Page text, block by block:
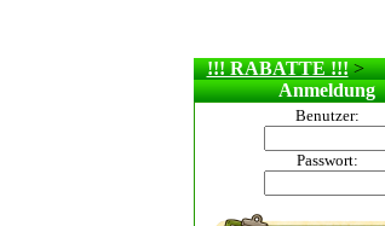
!!! RABATTE !!!>
Anmeldung
Benutzer:
Passwort: